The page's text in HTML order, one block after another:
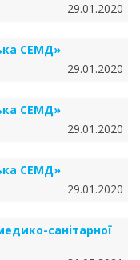
29.01.2020
СЕМД»
29.01.2020
СЕМД»
29.01.2020
СЕМД»
29.01.2020
санітарної